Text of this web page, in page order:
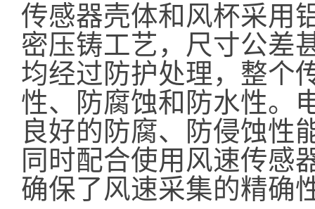
传感器壳体和风杯采用
密压铸工艺，尺寸公差
均经过防护处理，整个
性、防腐蚀和防水性。
良好的防腐、防侵蚀性
同时配合使用风速传感
确保了风速采集的精确